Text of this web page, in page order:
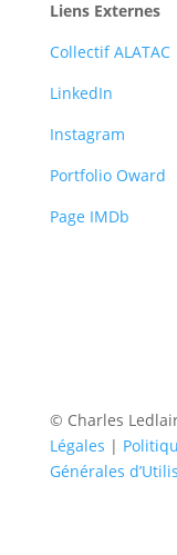
Liens Externes
Collectif ALATAC
LinkedIn
Instagram
Portfolio Oward
Page IMDb
© Charles
Légales |
Générales